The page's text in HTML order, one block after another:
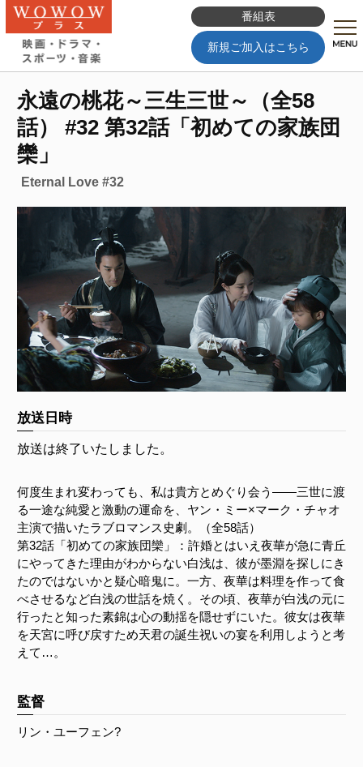
番組表
新規ご加入はこちら
永遠の桃花～三生三世～（全58
話） #32 第32話「初めての家族団
欒」
Eternal Love #32
放送日時
放送は終了いたしました。
何度生まれ変わっても、私は貴方とめぐり会う――三世に渡
る一途な純愛と激動の運命を、ヤン・ミー×マーク・チャオ
主演で描いたラブロマンス史劇。（全58話）
第32話「初めての家族団欒」：許婚とはいえ夜華が急に青丘
にやってきた理由がわからない白浅は、彼が墨淵を探しにき
たのではないかと疑心暗鬼に。一方、夜華は料理を作って食
べさせるなど白浅の世話を焼く。その頃、夜華が白浅の元に
行ったと知った素錦は心の動揺を隠せずにいた。彼女は夜華
を天宮に呼び戻すため天君の誕生祝いの宴を利用しようと考
えて…。
監督
リン・ユーフェン?